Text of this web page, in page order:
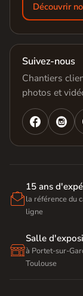
Découvrir
Suivez-nous
Chantiers
photos et
 

15 ans
la référence du
ligne

Salle
à Portet-sur-
Toulouse